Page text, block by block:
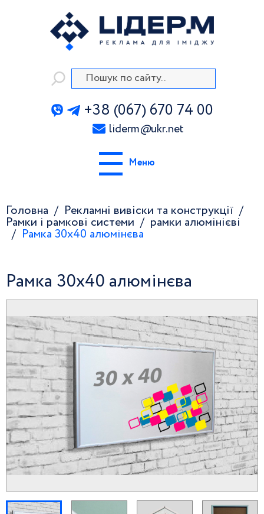
+38 (067) 670 74 00
liderm@ukr.net
Меню
Головна
Рекламні вивіски та конструкції
Рамки і рамкові системи
рамки алюмінієві
Рамка 30х40 алюмінєва
Рамка 30х40 алюмінєва